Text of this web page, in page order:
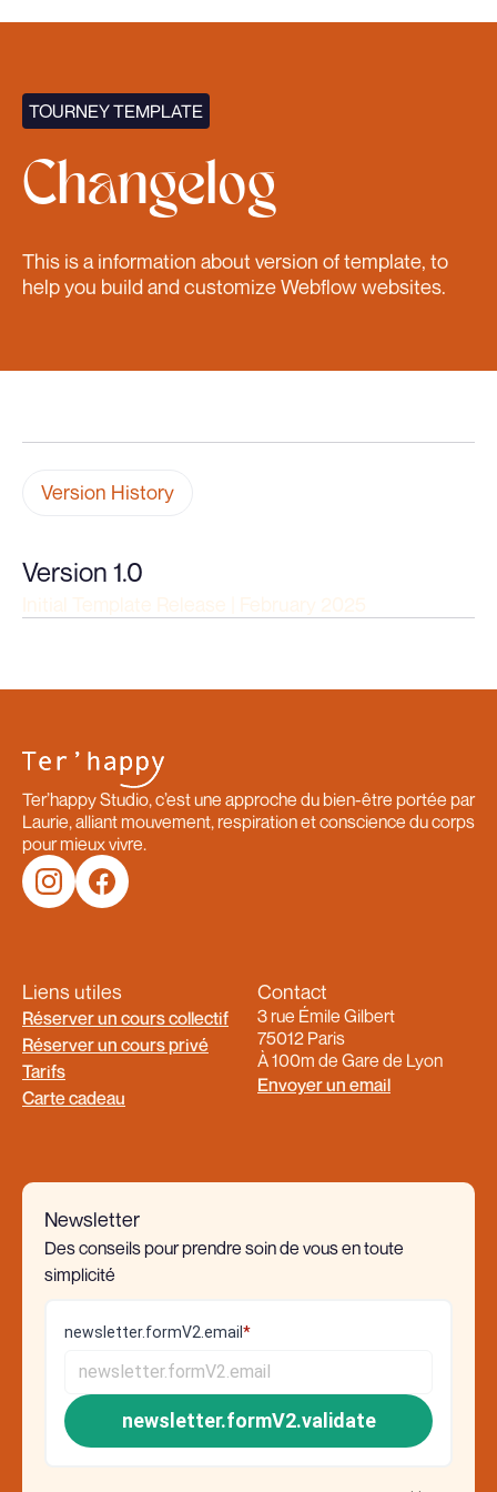
TOURNEY TEMPLATE
Changelog
This is a information about version of template, to
help you build and customize Webflow websites.
Version History
Version 1.0
Ter’happy Studio, c’est une approche du bien-être portée par
Laurie, alliant mouvement, respiration et conscience du corps
pour mieux vivre.
Liens utiles
Réserver un cours collectif
Réserver un cours privé
Tarifs
Carte cadeau
Contact
3 rue Émile Gilbert
75012 Paris
À 100m de Gare de Lyon
Envoyer un email
Newsletter
Des conseils pour prendre soin de vous en toute
simplicité
newsletter.formV2.email *
newsletter.formV2.validate